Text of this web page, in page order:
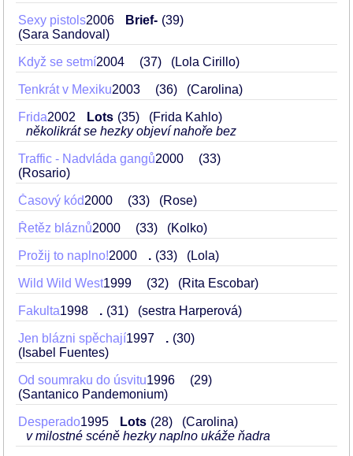
Sexy pistols2006 Brief- 39
(Sara Sandoval)
Když se setmí2004 37 (Lola Cirillo)
Tenkrát v Mexiku2003 36 (Carolina)
Frida2002 Lots 35
(Frida Kahlo)
několikrát se hezky objeví nahoře bez
Traffic - Nadvláda gangů2000
33
(Rosario)
Časový kód2000 33 (Rose)
Řetěz bláznů2000 33 (Kolko)
Prožij to naplno!2000 . 33 (Lola)
Wild Wild West1999 32 (Rita Escobar)
Fakulta1998 . 31 (sestra Harperová)
Jen blázni spěchají1997 . 30
(Isabel Fuentes)
Od soumraku do úsvitu1996
29
(Santanico Pandemonium)
Desperado1995 Lots 28
(Carolina)
v milostné scéně hezky naplno ukáže ňadra